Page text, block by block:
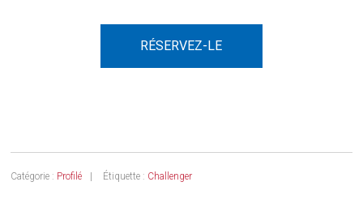
RÉSERVEZ-LE
Catégorie : Profilé Étiquette : Challenger